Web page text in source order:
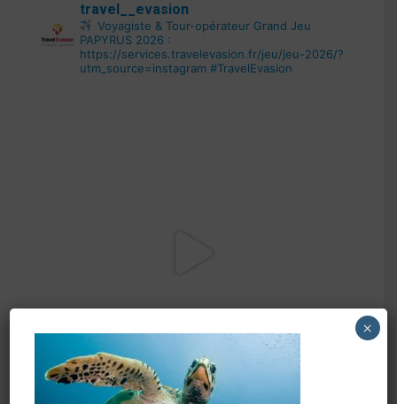
travel__evasion
Voyagiste & Tour-opérateur Grand Jeu
PAPYRUS 2026 :
https://services.travelevasion.fr/jeu/jeu-2026/?
utm_source=instagram #TravelEvasion
×